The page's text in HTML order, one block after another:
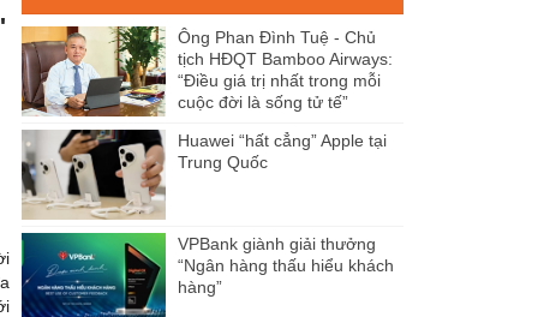
Ông Phan Đình Tuệ - Chủ
tịch HĐQT Bamboo Airways:
“Điều giá trị nhất trong mỗi
cuộc đời là sống tử tế”
Huawei “hất cẳng” Apple tại
Trung Quốc
VPBank giành giải thưởng
“Ngân hàng thấu hiểu khách
hàng”